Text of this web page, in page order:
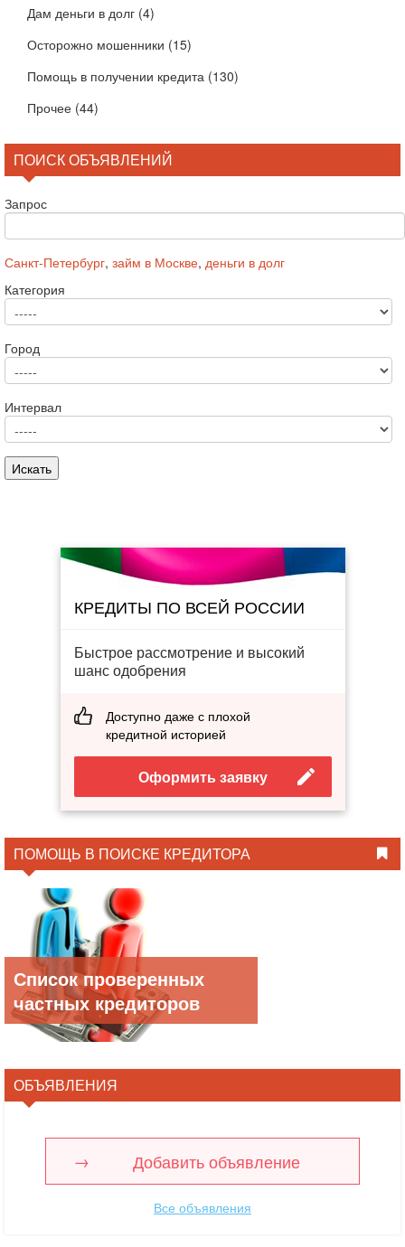
Дам деньги в долг (4)
Осторожно мошенники (15)
Помощь в получении кредита (130)
Прочее (44)
ПОИСК ОБЪЯВЛЕНИЙ
Запрос
Санкт-Петербург, займ в Москве, деньги в долг
Категория
Город
Интервал
КРЕДИТЫ ПО ВСЕЙ РОССИИ
Быстрое рассмотрение и высокий
шанс одобрения
Доступно даже с плохой
кредитной историей
Оформить заявку
ПОМОЩЬ В ПОИСКЕ КРЕДИТОРА
Список проверенных
частных кредиторов
ОБЪЯВЛЕНИЯ
Добавить объявление
Все объявления